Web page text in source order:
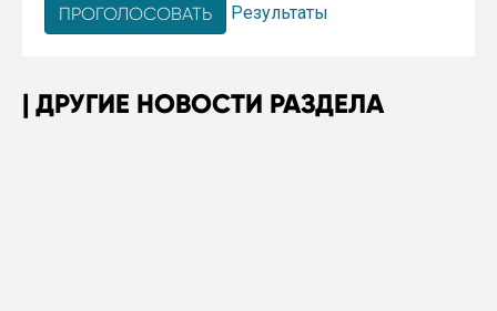
Результаты
ДРУГИЕ НОВОСТИ РАЗДЕЛА